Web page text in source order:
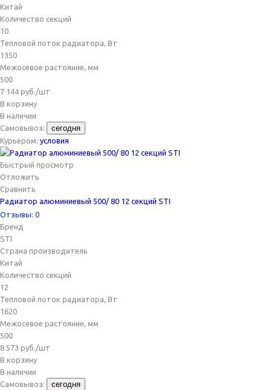
Китай
Количество секций
10
Тепловой поток радиатора, Вт
1350
Межосевое растояние, мм
500
7 144 руб./шт
В корзину
В наличии
Самовывоз:
сегодня
Курьером: условия
Быстрый просмотр
Отложить
Сравнить
Радиатор алюминиевый 500/ 80 12 секций STI
Отзывы: 0
Бренд
STI
Страна производитель
Китай
Количество секций
12
Тепловой поток радиатора, Вт
1620
Межосевое растояние, мм
500
8 573 руб./шт
В корзину
В наличии
Самовывоз:
сегодня